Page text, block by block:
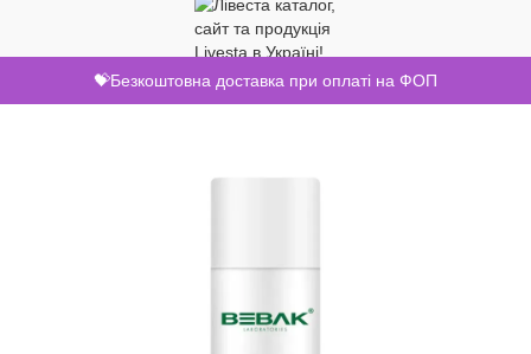
💝Безкоштовна доставка при оплаті на ФОП